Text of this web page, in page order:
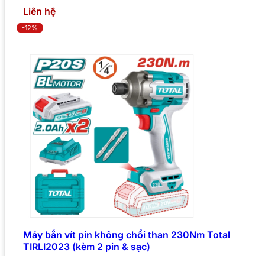
Liên hệ
-12%
Máy bắn vít pin không chổi than 230Nm Total
TIRLI2023 (kèm 2 pin & sạc)